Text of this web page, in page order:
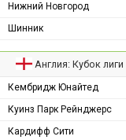
Нижний Новгород
Шинник
Англия: Кубок лиги
Кембридж Юнайтед
Куинз Парк Рейнджерс
Кардифф Сити